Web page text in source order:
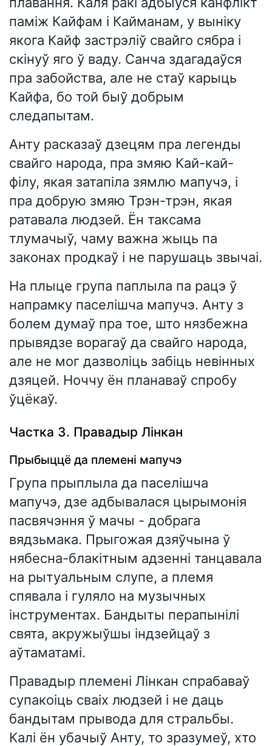
паміж Кайфам і Кайманам, у выніку
якога Кайф застрэліў свайго сябра і
скінуў яго ў ваду. Санча здагадаўся
пра забойства, але не стаў карыць
Кайфа, бо той быў добрым
следапытам.
Анту расказаў дзецям пра легенды
свайго народа, пра змяю Кай-кай-
філу, якая затапіла зямлю мапучэ, і
пра добрую змяю Трэн-трэн, якая
ратавала людзей. Ён таксама
тлумачыў, чаму важна жыць па
законах продкаў і не парушаць звычаі.
На плыце група паплыла па рацэ ў
напрамку паселішча мапучэ. Анту з
болем думаў пра тое, што нязбежна
прывядзе ворагаў да свайго народа,
але не мог дазволіць забіць невінных
дзяцей. Ноччу ён планаваў спробу
ўцёкаў.
Частка 3. Правадыр Лінкан
Прыбыццё да племені мапучэ
Група прыплыла да паселішча
мапучэ, дзе адбывалася цырымонія
пасвячэння ў мачы - добрага
вядзьмака. Прыгожая дзяўчына ў
нябесна-блакітным адзенні танцавала
на рытуальным слупе, а племя
спявала і гуляло на музычных
інструментах. Бандыты перапынілі
свята, акружыўшы індзейцаў з
аўтаматамі.
Правадыр племені Лінкан спрабаваў
супакоіць сваіх людзей і не даць
бандытам прывода для стральбы.
Калі ён убачыў Анту, то зразумеў, хто